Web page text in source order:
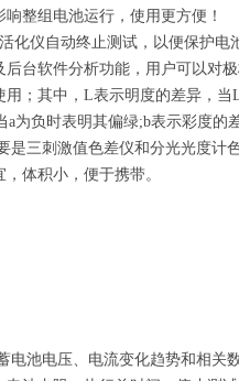
整组电池运行，使用更方便！
化仪自动终止测试，以便保护电
台软件分析功能，用户可以对
；其中，L表示明度的差异，
为负时表明其偏绿;b表示彩度的
三刺激值色差仪和分光光度计
体积小，便于携带。
池电压、电流变化趋势和相关